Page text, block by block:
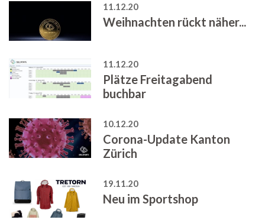
11.12.20
Weihnachten rückt näher...
11.12.20
Plätze Freitagabend
buchbar
10.12.20
Corona-Update Kanton
Zürich
19.11.20
Neu im Sportshop